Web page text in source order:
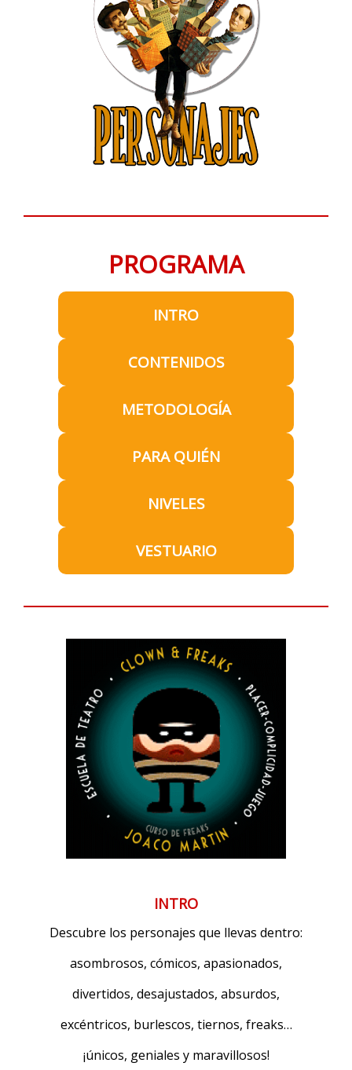
PROGRAMA
INTRO
CONTENIDOS
METODOLOGÍA
PARA QUIÉN
NIVELES
VESTUARIO
INTRO
Descubre los personajes que llevas dentro:
asombrosos, cómicos, apasionados,
divertidos, desajustados, absurdos,
excéntricos, burlescos, tiernos, freaks…
¡únicos, geniales y maravillosos!